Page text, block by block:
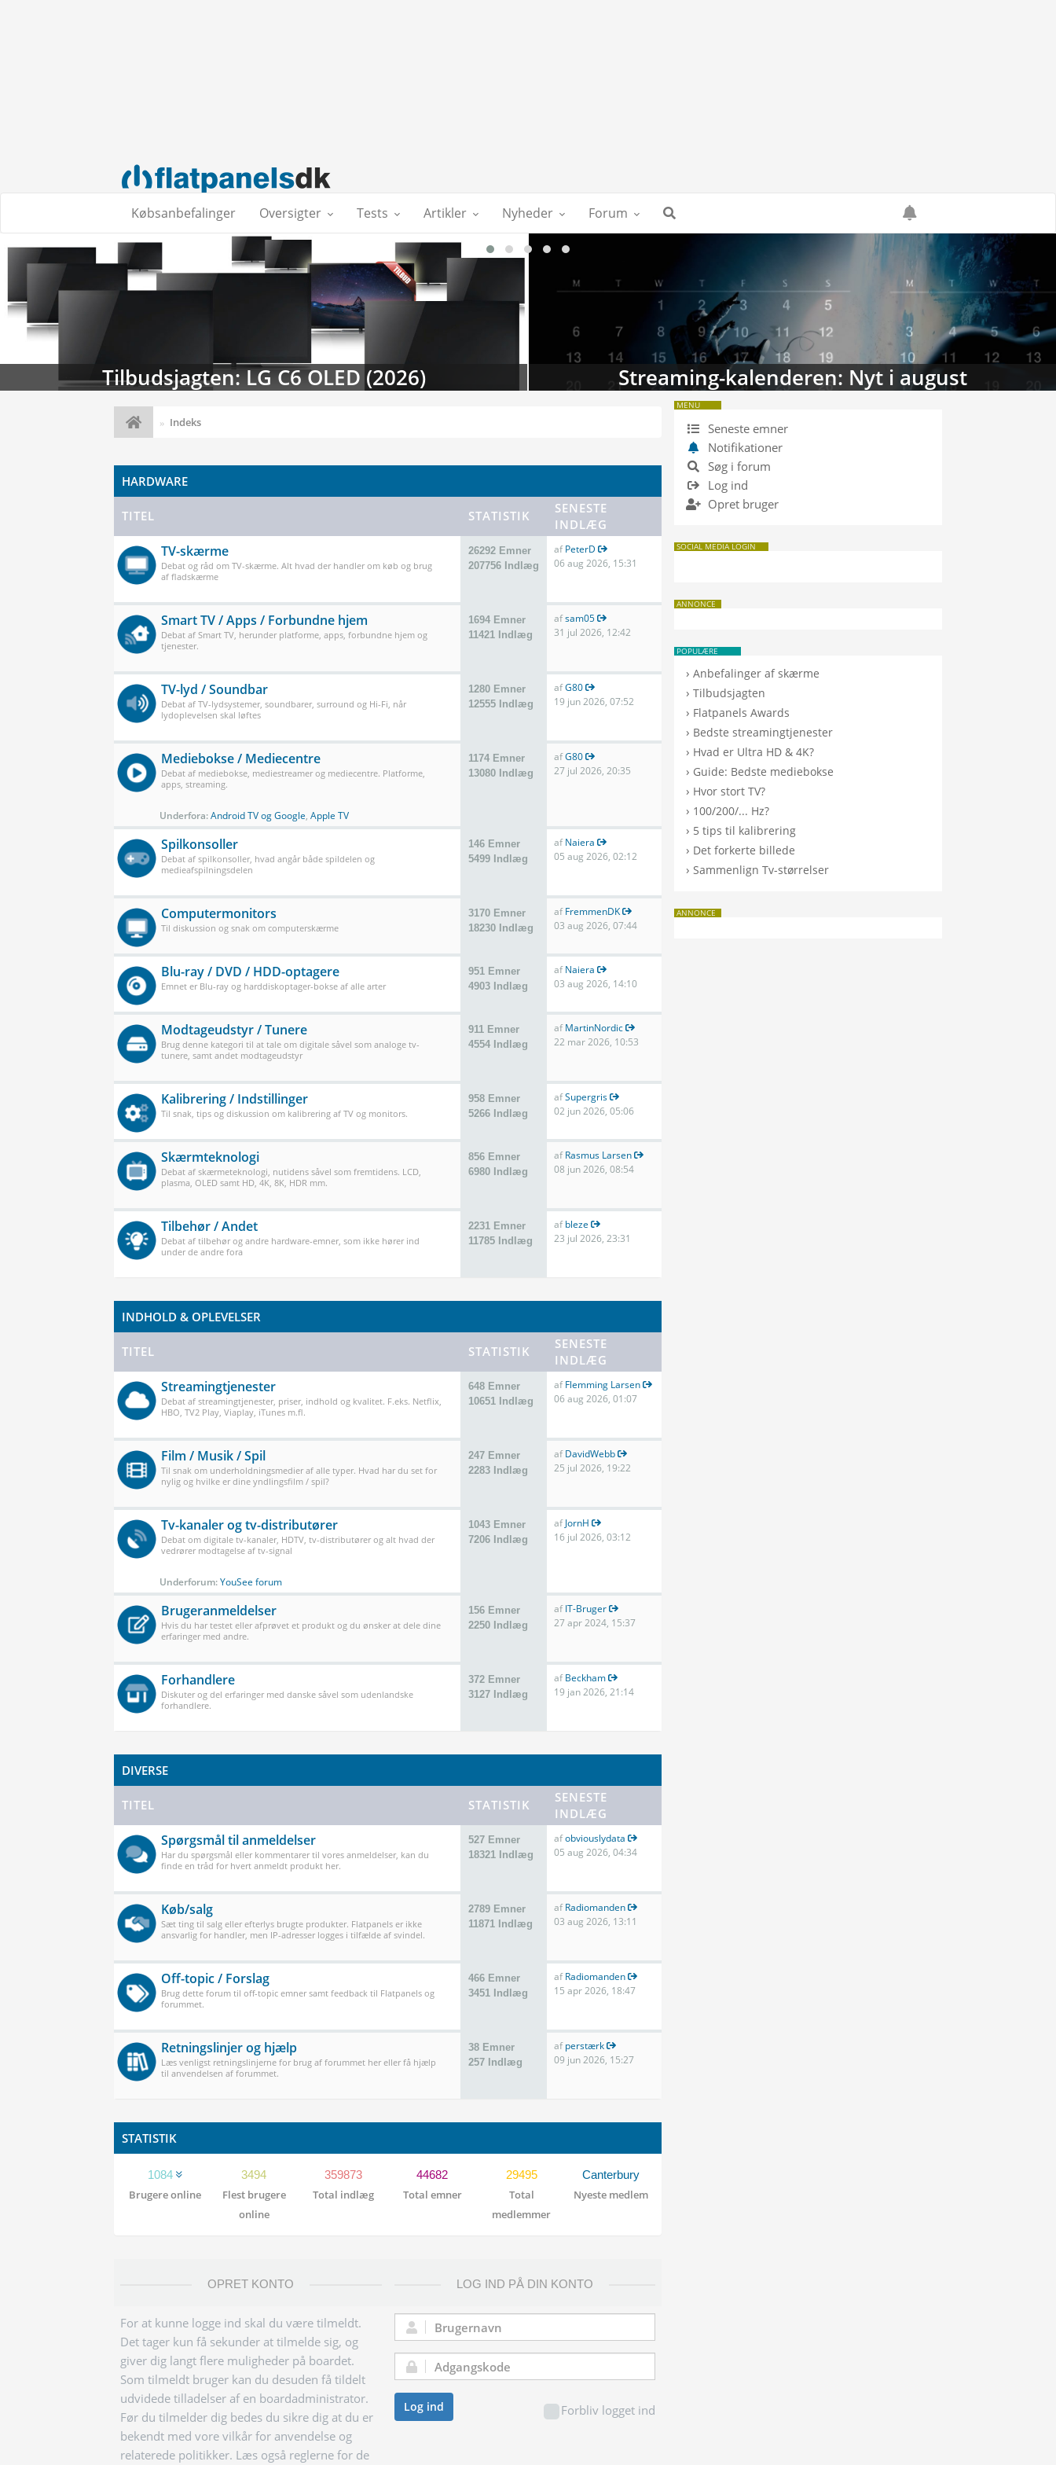
Købsanbefalinger Oversigter Tests Artikler Nyheder Forum
Streaming-kalenderen: Nyt i august TV-databasen: Sammenlign TV
Indeks
HARDWARE
TITEL STATISTIK
SENESTE
INDLÆG
TV-skærme
Debat og råd om TV-skærme. Alt hvad der handler om køb og brug
af fladskærme
26292 Emner
207756 Indlæg
afPeterD
06 aug 2026, 15:31
Smart TV / Apps / Forbundne hjem
Debat af Smart TV, herunder platforme, apps, forbundne hjem og
tjenester.
1694 Emner
11421 Indlæg
afsam05
31 jul 2026, 12:42
TV-lyd / Soundbar
Debat af TV-lydsystemer, soundbarer, surround og Hi-Fi, når
lydoplevelsen skal løftes
1280 Emner
12555 Indlæg
afG80
19 jun 2026, 07:52
Mediebokse / Mediecentre
Debat af mediebokse, mediestreamer og mediecentre. Platforme,
apps, streaming.
Underfora:Android TV og Google, Apple TV
1174 Emner
13080 Indlæg
afG80
27 jul 2026, 20:35
Spilkonsoller
Debat af spilkonsoller, hvad angår både spildelen og
medieafspilningsdelen
146 Emner
5499 Indlæg
afNaiera
05 aug 2026, 02:12
Computermonitors
Til diskussion og snak om computerskærme
3170 Emner
18230 Indlæg
afFremmenDK
03 aug 2026, 07:44
Blu-ray / DVD / HDD-optagere
Emnet er Blu-ray og harddiskoptager-bokse af alle arter
951 Emner
4903 Indlæg
afNaiera
03 aug 2026, 14:10
Modtageudstyr / Tunere
Brug denne kategori til at tale om digitale såvel som analoge tv-
tunere, samt andet modtageudstyr
911 Emner
4554 Indlæg
afMartinNordic
22 mar 2026, 10:53
Kalibrering / Indstillinger
Til snak, tips og diskussion om kalibrering af TV og monitors.
958 Emner
5266 Indlæg
afSupergris
02 jun 2026, 05:06
Skærmteknologi
Debat af skærmeteknologi, nutidens såvel som fremtidens. LCD,
plasma, OLED samt HD, 4K, 8K, HDR mm.
856 Emner
6980 Indlæg
afRasmus Larsen
08 jun 2026, 08:54
Tilbehør / Andet
Debat af tilbehør og andre hardware-emner, som ikke hører ind
under de andre fora
2231 Emner
11785 Indlæg
afbleze
23 jul 2026, 23:31
INDHOLD & OPLEVELSER
TITEL STATISTIK
SENESTE
INDLÆG
Streamingtjenester
Debat af streamingtjenester, priser, indhold og kvalitet. F.eks. Netflix,
HBO, TV2 Play, Viaplay, iTunes m.fl.
648 Emner
10651 Indlæg
afFlemming Larsen
06 aug 2026, 01:07
Film / Musik / Spil
Til snak om underholdningsmedier af alle typer. Hvad har du set for
nylig og hvilke er dine yndlingsfilm / spil?
247 Emner
2283 Indlæg
afDavidWebb
25 jul 2026, 19:22
Tv-kanaler og tv-distributører
Debat om digitale tv-kanaler, HDTV, tv-distributører og alt hvad der
vedrører modtagelse af tv-signal
Underforum:YouSee forum
1043 Emner
7206 Indlæg
afJornH
16 jul 2026, 03:12
Brugeranmeldelser
Hvis du har testet eller afprøvet et produkt og du ønsker at dele dine
erfaringer med andre.
156 Emner
2250 Indlæg
afIT-Bruger
27 apr 2024, 15:37
Forhandlere
Diskuter og del erfaringer med danske såvel som udenlandske
forhandlere.
372 Emner
3127 Indlæg
afBeckham
19 jan 2026, 21:14
DIVERSE
TITEL STATISTIK
SENESTE
INDLÆG
Spørgsmål til anmeldelser
Har du spørgsmål eller kommentarer til vores anmeldelser, kan du
finde en tråd for hvert anmeldt produkt her.
527 Emner
18321 Indlæg
afobviouslydata
05 aug 2026, 04:34
Køb/salg
Sæt ting til salg eller efterlys brugte produkter. Flatpanels er ikke
ansvarlig for handler, men IP-adresser logges i tilfælde af svindel.
2789 Emner
11871 Indlæg
afRadiomanden
03 aug 2026, 13:11
Off-topic / Forslag
Brug dette forum til off-topic emner samt feedback til Flatpanels og
forummet.
466 Emner
3451 Indlæg
afRadiomanden
15 apr 2026, 18:47
Retningslinjer og hjælp
Læs venligst retningslinjerne for brug af forummet her eller få hjælp
til anvendelsen af forummet.
38 Emner
257 Indlæg
afperstærk
09 jun 2026, 15:27
STATISTIK
1084
Brugere online
3494
Flest brugere
online
359873
Total indlæg
44682
Total emner
29495
Total
medlemmer
Canterbury
Nyeste medlem
OPRET KONTO
For at kunne logge ind skal du være tilmeldt.
Det tager kun få sekunder at tilmelde sig, og
giver dig langt flere muligheder på boardet.
Som tilmeldt bruger kan du desuden få tildelt
udvidede tilladelser af en boardadministrator.
Før du tilmelder dig bedes du sikre dig at du er
bekendt med vore vilkår for anvendelse og
relaterede politikker. Læs også reglerne for de
LOG IND PÅ DIN KONTO
Brugernavn:
Adgangskode:
Forbliv logget ind
Log ind
MENU
Seneste emner
Notifikationer
Søg i forum
Log ind
Opret bruger
SOCIAL MEDIA LOGIN
ANNONCE
POPULÆRE
›Anbefalinger af skærme
›Tilbudsjagten
› Flatpanels Awards
› Bedste streamingtjenester
› Hvad er Ultra HD & 4K?
› Guide: Bedste mediebokse
› Hvor stort TV?
› 100/200/... Hz?
› 5 tips til kalibrering
› Det forkerte billede
›Sammenlign Tv-størrelser
ANNONCE